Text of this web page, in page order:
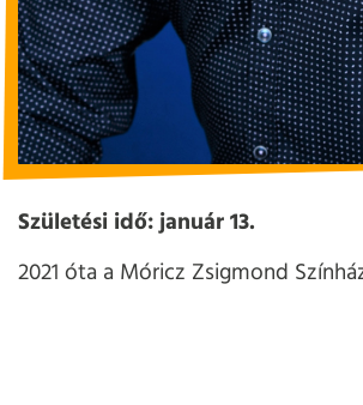
Születési idő: január 13.
2021 óta a Móricz Zsigmond